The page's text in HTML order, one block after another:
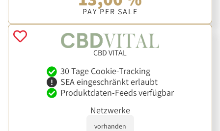
PAY PER SALE
CBD VITAL
30 Tage Cookie-Tracking
SEA eingeschränkt erlaubt
Produktdaten-Feeds verfügbar
Netzwerke
vorhanden